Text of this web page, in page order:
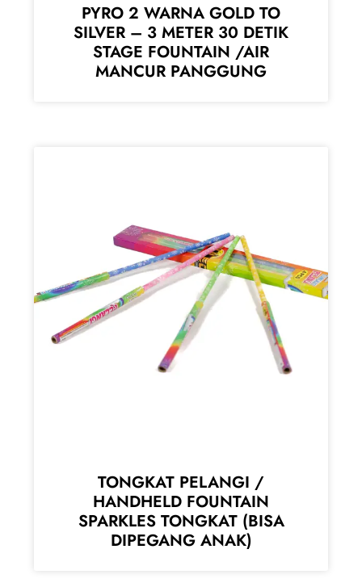
PYRO 2 WARNA GOLD TO
SILVER – 3 METER 30 DETIK
STAGE FOUNTAIN /AIR
MANCUR PANGGUNG
TONGKAT PELANGI /
HANDHELD FOUNTAIN
SPARKLES TONGKAT (BISA
DIPEGANG ANAK)